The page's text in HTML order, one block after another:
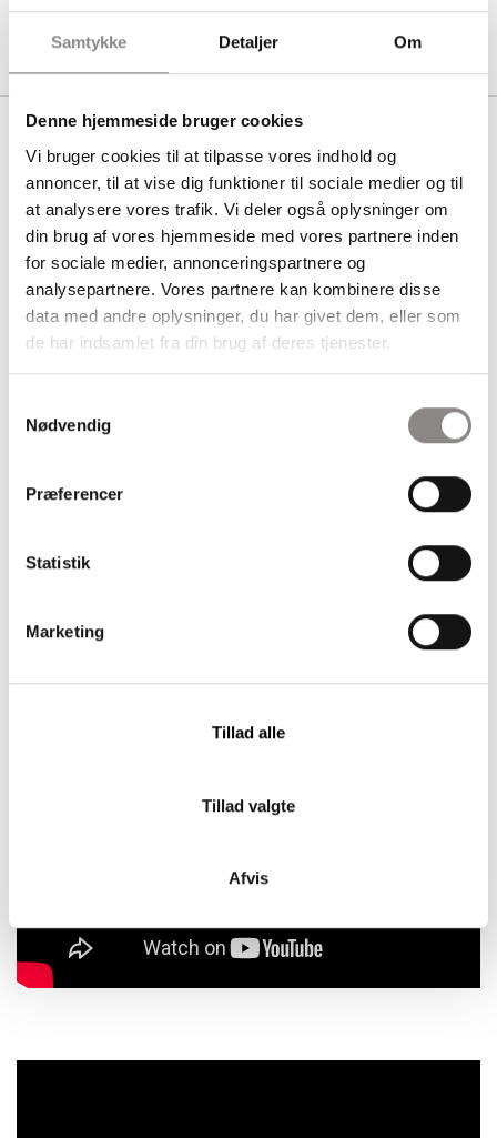
Samtykke Detaljer Om
Denne hjemmeside bruger cookies
Vi bruger cookies til at tilpasse vores indhold og
annoncer, til at vise dig funktioner til sociale medier og til
at analysere vores trafik. Vi deler også oplysninger om
din brug af vores hjemmeside med vores partnere inden
for sociale medier, annonceringspartnere og
analysepartnere. Vores partnere kan kombinere disse
data med andre oplysninger, du har givet dem, eller som
de har indsamlet fra din brug af deres tjenester.
Nødvendig
Præferencer
Statistik
Marketing
Tillad alle
Tillad valgte
Afvis
Unescos Verdensarvsliste.
Se mere om Unesco Verdensmålsskolerne
her: